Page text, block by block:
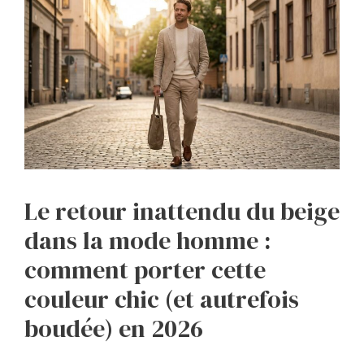
Le retour inattendu du beige
dans la mode homme :
comment porter cette
couleur chic (et autrefois
boudée) en 2026